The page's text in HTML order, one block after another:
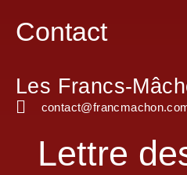
Contact
Les Francs-
Lettre